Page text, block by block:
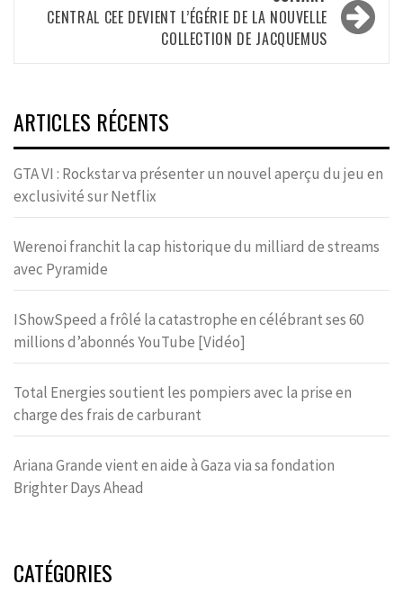
CENTRAL CEE DEVIENT L’ÉGÉRIE DE LA NOUVELLE
COLLECTION DE JACQUEMUS
ARTICLES RÉCENTS
GTA VI : Rockstar va présenter un nouvel aperçu du jeu en
exclusivité sur Netflix
Werenoi franchit la cap historique du milliard de streams
avec Pyramide
IShowSpeed a frôlé la catastrophe en célébrant ses 60
millions d’abonnés YouTube [Vidéo]
Total Energies soutient les pompiers avec la prise en
charge des frais de carburant
Ariana Grande vient en aide à Gaza via sa fondation
Brighter Days Ahead
CATÉGORIES